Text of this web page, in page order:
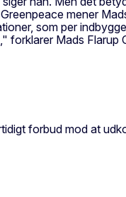
mener
som per
Mads Flarup
forbud mod at